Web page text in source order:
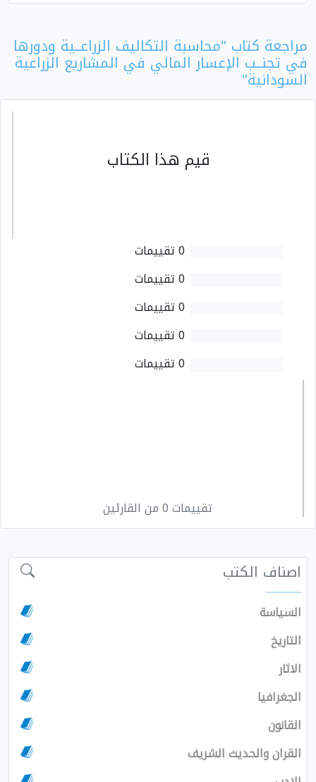
مراجعة كتاب "محاسبة التكاليف الزراعــية ودورها
في تجنــب الإعسار المالي في المشاريع الزراعية
السودانية"
قيم هذا الكتاب
0 تقييمات
0 تقييمات
0 تقييمات
0 تقييمات
0 تقييمات
تقييمات 0 من القارئين
اصناف الكتب
السياسة
التاريخ
الاثار
الجغرافيا
القانون
القران والحديث الشريف